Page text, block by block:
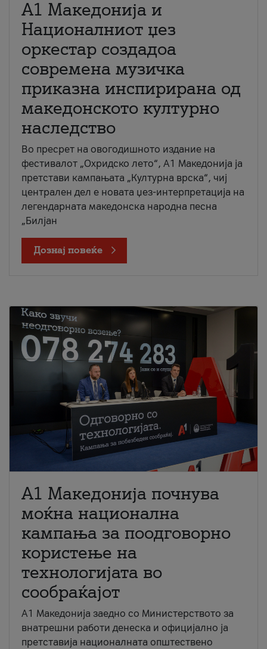
А1 Македонија и
Националниот џез
оркестар создадоа
современа музичка
приказна инспирирана од
македонското културно
наследство
Во пресрет на овогодишното издание на
фестивалот „Охридско лето“, А1 Македонија ја
претстави кампањата „Културна врска“, чиј
централен дел е новата џез-интерпретација на
легендарната македонска народна песна
„Билјан
Дознај повеќе
A1 Македонија почнува
моќна национална
кампања за поодговорно
користење на
технологијата во
сообраќајот
A1 Македонија заедно со Министерството за
внатрешни работи денеска и официјално ја
претставија националната општествено